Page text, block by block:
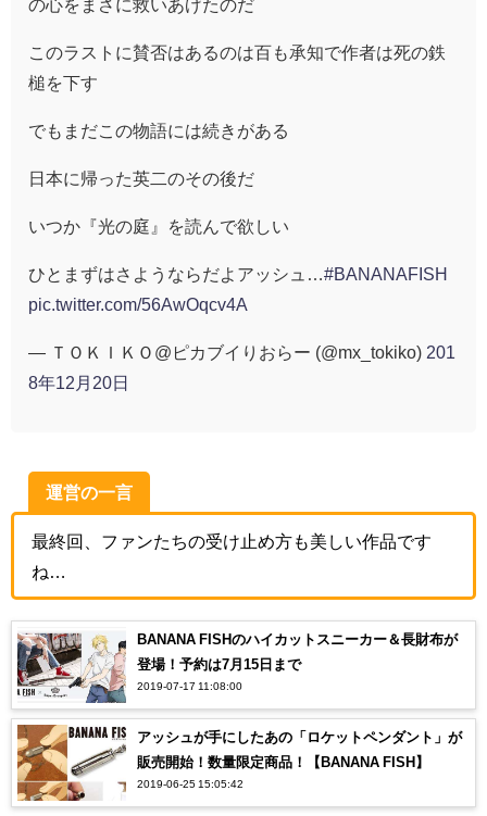
の心をまさに救いあげたのだ
このラストに賛否はあるのは百も承知で作者は死の鉄
槌を下す
でもまだこの物語には続きがある
日本に帰った英二のその後だ
いつか『光の庭』を読んで欲しい
ひとまずはさようならだよアッシュ… #BANANAFISH
pic.twitter.com/56AwOqcv4A
— ＴＯＫＩＫＯ@ピカブイりおらー (@mx_tokiko) 201
8年12月20日
運営の一言
最終回、ファンたちの受け止め方も美しい作品です
ね…
BANANA FISHのハイカットスニーカー＆長財布が
登場！予約は7月15日まで
2019-07-17 11:08:00
アッシュが手にしたあの「ロケットペンダント」が
販売開始！数量限定商品！【BANANA FISH】
2019-06-25 15:05:42